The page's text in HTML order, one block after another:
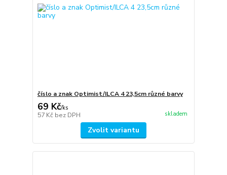
číslo a znak Optimist/ILCA 4 23,5cm různé barvy
69 Kč/ks
57 Kč bez DPH skladem
Zvolit variantu